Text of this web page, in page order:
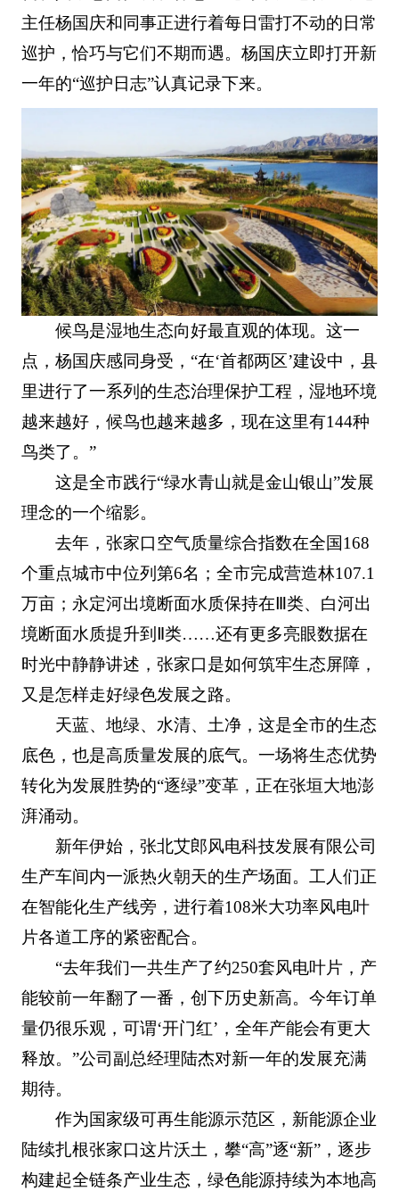
主任杨国庆和同事正进行着每日雷打不动的日常
巡护，恰巧与它们不期而遇。杨国庆立即打开新
一年的“巡护日志”认真记录下来。
候鸟是湿地生态向好最直观的体现。这一
点，杨国庆感同身受，“在‘首都两区’建设中，县
里进行了一系列的生态治理保护工程，湿地环境
越来越好，候鸟也越来越多，现在这里有144种
鸟类了。”
这是全市践行“绿水青山就是金山银山”发展
理念的一个缩影。
去年，张家口空气质量综合指数在全国168
个重点城市中位列第6名；全市完成营造林107.1
万亩；永定河出境断面水质保持在Ⅲ类、白河出
境断面水质提升到Ⅱ类……还有更多亮眼数据在
时光中静静讲述，张家口是如何筑牢生态屏障，
又是怎样走好绿色发展之路。
天蓝、地绿、水清、土净，这是全市的生态
底色，也是高质量发展的底气。一场将生态优势
转化为发展胜势的“逐绿”变革，正在张垣大地澎
湃涌动。
新年伊始，张北艾郎风电科技发展有限公司
生产车间内一派热火朝天的生产场面。工人们正
在智能化生产线旁，进行着108米大功率风电叶
片各道工序的紧密配合。
“去年我们一共生产了约250套风电叶片，产
能较前一年翻了一番，创下历史新高。今年订单
量仍很乐观，可谓‘开门红’，全年产能会有更大
释放。”公司副总经理陆杰对新一年的发展充满
期待。
作为国家级可再生能源示范区，新能源企业
陆续扎根张家口这片沃土，攀“高”逐“新”，逐步
构建起全链条产业生态，绿色能源持续为本地高